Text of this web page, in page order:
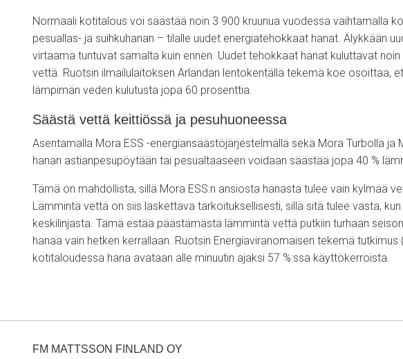
Normaali kotitalous voi säästää noin 3 900 kruunua vuodessa vaihtamalla
pesuallas- ja suihkuhanan – tilalle uudet energiatehokkaat hanat. Älykkään
virtaama tuntuvat samalta kuin ennen. Uudet tehokkaat hanat kuluttavat
vettä. Ruotsin ilmailulaitoksen Arlandan lentokentällä tekemä koe osoittaa,
lämpimän veden kulutusta jopa 60 prosenttia.
Säästä vettä keittiössä ja pesuhuoneessa
Asentamalla Mora ESS -energiansäästöjärjestelmällä sekä Mora Turbolla ja
hanan astianpesupöytään tai pesualtaaseen voidaan säästää jopa 40 %
Tämä on mahdollista, sillä Mora ESS:n ansiosta hanasta tulee vain kylmää
Lämmintä vettä on siis laskettava tarkoituksellisesti, sillä sitä tulee vasta,
keskilinjasta. Tämä estää päästämästä lämmintä vettä putkiin turhaan
hanaa vain hetken kerrallaan. Ruotsin Energiaviranomaisen tekemä
kotitaloudessa hana avataan alle minuutin ajaksi 57 %:ssa käyttökerroista.
FM MATTSSON FINLAND OY